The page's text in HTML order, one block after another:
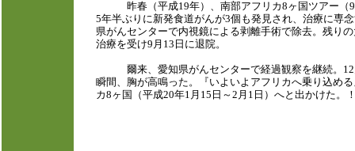
昨春（平成19年）、南部アフリカ8ヶ国ツアー（9
5年半ぶりに新発食道がんが3個も発見され、治療に専
県がんセンターで内視鏡による剥離手術で除去。残り
治療を受け9月13日に退院。
爾来、愛知県がんセンターで経過観察を継続。12
瞬間、胸が高鳴った。『いよいよアフリカへ乗り込め
カ8ヶ国（平成20年1月15日～2月1日）へと出か